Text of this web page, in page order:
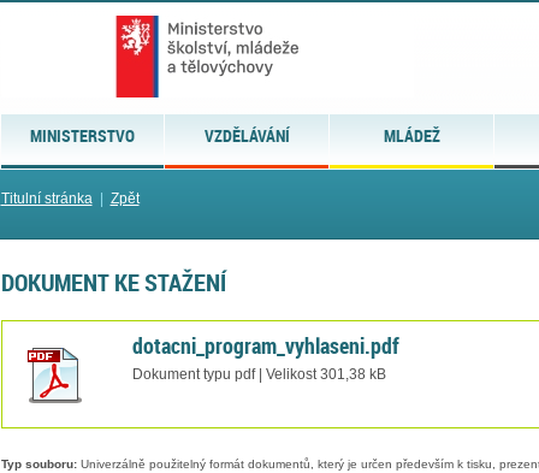
MINISTERSTVO VZDĚLÁVÁNÍ MLÁDEŽ
Titulní stránka| Zpět
DOKUMENT KE STAŽENÍ
dotacni_program_vyhlaseni.pdf
Dokument typu pdf | Velikost 301,38 kB
Typ souboru:Univerzálně použitelný formát dokumentů, který je určen především k tisku,